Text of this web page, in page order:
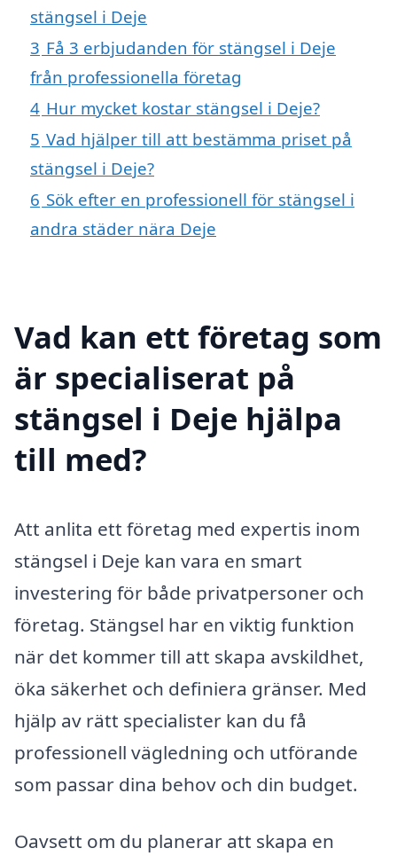
stängsel i Deje
3 Få 3 erbjudanden för stängsel i Deje
från professionella företag
4 Hur mycket kostar stängsel i Deje?
5 Vad hjälper till att bestämma priset på
stängsel i Deje?
6 Sök efter en professionell för stängsel i
andra städer nära Deje
Vad kan ett företag som
är specialiserat på
stängsel i Deje hjälpa
till med?
Att anlita ett företag med expertis inom
stängsel i Deje kan vara en smart
investering för både privatpersoner och
företag. Stängsel har en viktig funktion
när det kommer till att skapa avskildhet,
öka säkerhet och definiera gränser. Med
hjälp av rätt specialister kan du få
professionell vägledning och utförande
som passar dina behov och din budget.
Oavsett om du planerar att skapa en